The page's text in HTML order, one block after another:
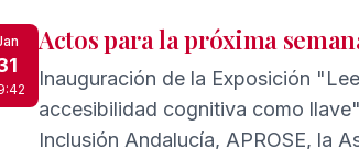
Actos para la próxima
Inauguración de la Exposición
accesibilidad cognitiva como
Inclusión Andalucía, APROSE, la